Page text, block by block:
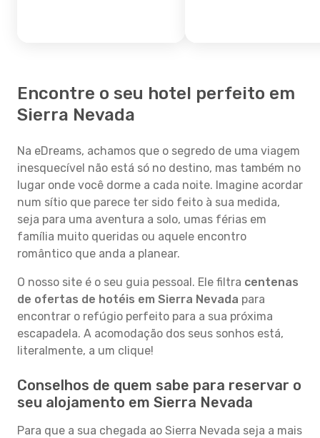
Encontre o seu hotel perfeito em
Sierra Nevada
Na eDreams, achamos que o segredo de uma viagem
inesquecível não está só no destino, mas também no
lugar onde você dorme a cada noite. Imagine acordar
num sítio que parece ter sido feito à sua medida,
seja para uma aventura a solo, umas férias em
família muito queridas ou aquele encontro
romântico que anda a planear.
O nosso site é o seu guia pessoal. Ele filtra centenas
de ofertas de hotéis em Sierra Nevada para
encontrar o refúgio perfeito para a sua próxima
escapadela. A acomodação dos seus sonhos está,
literalmente, a um clique!
Conselhos de quem sabe para reservar o
seu alojamento em Sierra Nevada
Para que a sua chegada ao Sierra Nevada seja a mais